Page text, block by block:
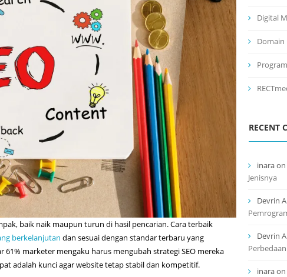
baik naik maupun turun di hasil pencarian. Cara terbaik
berkelanjutan dan sesuai dengan standar terbaru yang
61% marketer mengaku harus mengubah strategi SEO mereka
adalah kunci agar website tetap stabil dan kompetitif.
Digital
RECENT
inaraon
Jenisnya
Devrin
Devrin
inaraon